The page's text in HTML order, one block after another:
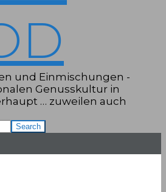
und Einmischungen -
Genusskultur in
… zuweilen auch